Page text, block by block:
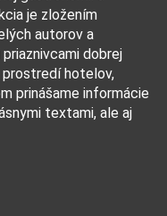
je zložením
autorov a
dobrej
prostredí hotelov,
prinášame informácie
textami, ale aj